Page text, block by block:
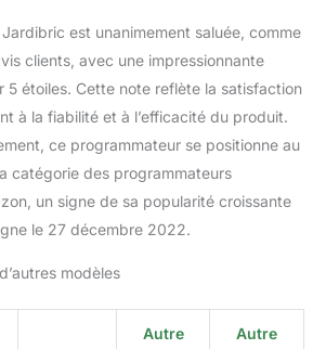
appropriées pendant la
saison hivernale pour
éviter d'endommager le
inclure le démontage du
programmateur et son
rangement à l'intérieur,
dans un endroit sec et à
est unanimement saluée, comme
clients, avec une impressionnante
5 étoiles. Cette note reflète la satisfaction
à la fiabilité et à l’efficacité du produit.
ce programmateur se positionne au
catégorie des programmateurs
un signe de sa popularité croissante
le 27 décembre 2022.
modèles
Autre Autre